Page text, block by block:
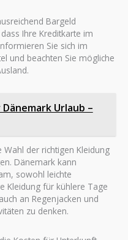
Bargeld
Ihre Kreditkarte im
Sie sich im
und beachten Sie mögliche
Urlaub –
der richtigen Kleidung
Dänemark kann
sowohl leichte
Kleidung für kühlere Tage
an Regenjacken und
zu denken.